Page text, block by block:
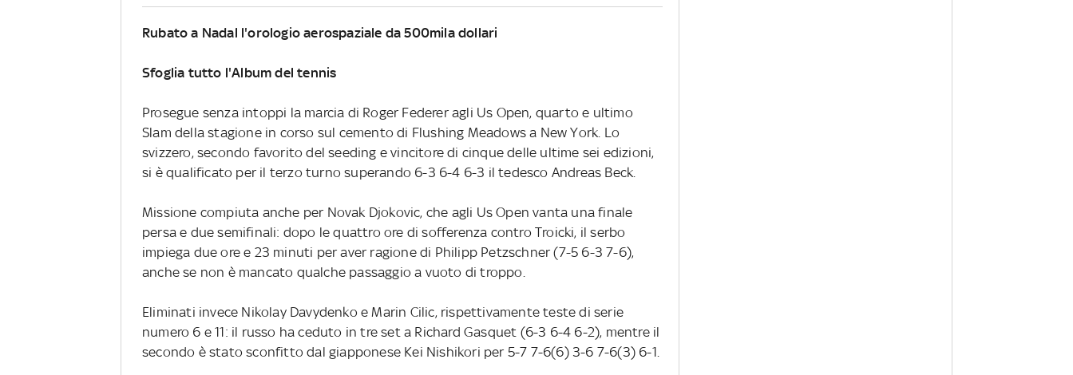
Rubato a Nadal l'orologio aerospaziale da 500mila dollari
Sfoglia tutto l'Album del tennis
Prosegue senza intoppi la marcia di Roger Federer agli Us Open, quarto e ultimo
Slam della stagione in corso sul cemento di Flushing Meadows a New York. Lo
svizzero, secondo favorito del seeding e vincitore di cinque delle ultime sei edizioni,
si è qualificato per il terzo turno superando 6-3 6-4 6-3 il tedesco Andreas Beck.
Missione compiuta anche per Novak Djokovic, che agli Us Open vanta una finale
persa e due semifinali: dopo le quattro ore di sofferenza contro Troicki, il serbo
impiega due ore e 23 minuti per aver ragione di Philipp Petzschner (7-5 6-3 7-6),
anche se non è mancato qualche passaggio a vuoto di troppo.
Eliminati invece Nikolay Davydenko e Marin Cilic, rispettivamente teste di serie
numero 6 e 11: il russo ha ceduto in tre set a Richard Gasquet (6-3 6-4 6-2), mentre il
secondo è stato sconfitto dal giapponese Kei Nishikori per 5-7 7-6(6) 3-6 7-6(3) 6-1.